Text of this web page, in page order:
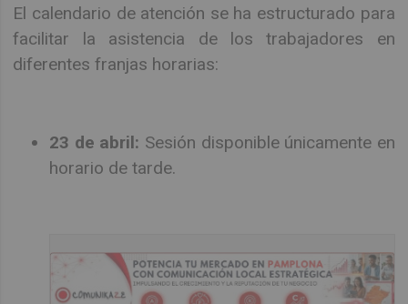
El calendario de atención se ha estructurado para
facilitar la asistencia de los trabajadores en
diferentes franjas horarias:
23 de abril: Sesión disponible únicamente en
horario de tarde.